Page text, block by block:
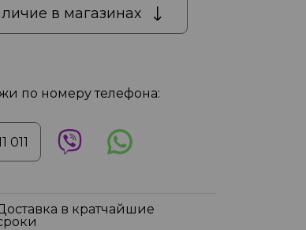
в магазинах
по номеру телефона:
011
в кратчайшие